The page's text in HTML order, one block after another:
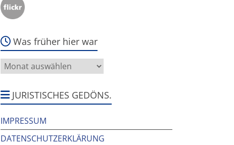
Was früher hier war
Was
früher
warJURISTISCHES GEDÖNS.
IMPRESSUM
DATENSCHUTZERKLÄRUNG